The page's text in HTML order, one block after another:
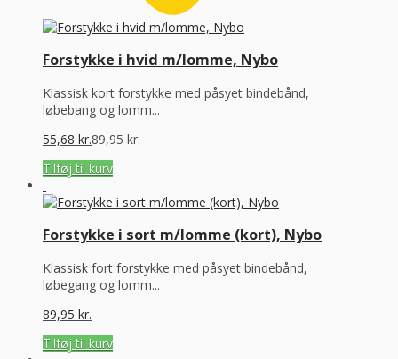
Forstykke i hvid m/lomme, Nybo
Klassisk kort forstykke med påsyet bindebånd,
løbebang og lomm...
55,68 kr.89,95kr.
Tilføj til kurv
Forstykke i sort m/lomme (kort), Nybo
Klassisk fort forstykke med påsyet bindebånd,
løbegang og lomm...
89,95 kr.
Tilføj til kurv